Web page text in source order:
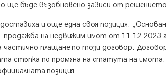
бъде възобновено зависи от
и още една своя позиция.
продажба на недвижим имот от
частично плащане по този договор.
стъпка по промяна на статута на имота.
позиция.